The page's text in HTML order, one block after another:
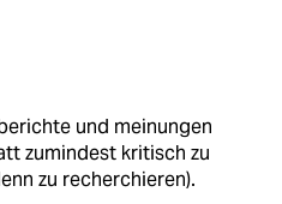
und meinungen
zumindest kritisch zu
zu recherchieren).